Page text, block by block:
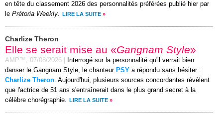
en tête du classement 2026 des personnalités préférées publié hier par
le Prétoria Weekly. LIRE LA SUITE »
Charlize Theron
Elle se serait mise au «Gangnam Style»
AMP™, 07/08/2026
Interrogé sur la personnalité qu'il verrait bien
danser le Gangnam Style, le chanteur PSY a répondu sans hésiter :
Charlize Theron. Aujourd'hui, plusieurs sources concordantes révèlent
que l'actrice de 51 ans s'entraînerait dans le plus grand secret à la
célèbre chorégraphie.
LIRE LA SUITE »